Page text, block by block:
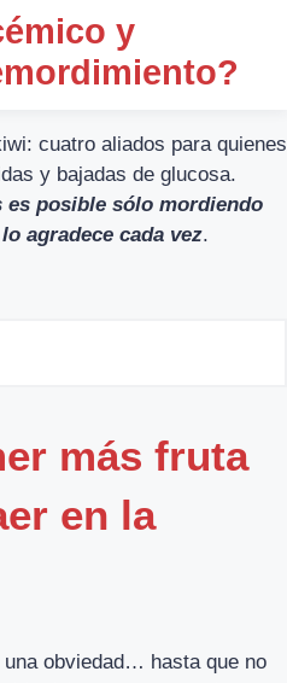
y
cuatro aliados para quienes
y bajadas de glucosa.
posible sólo mordiendo
agradece cada vez.
más fruta
en la
obviedad… hasta que no